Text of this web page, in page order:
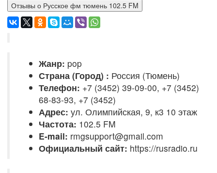
Отзывы о Русское фм тюмень 102.5 FM
Жанр: pop
Страна (Город) : Россия (Тюмень)
Телефон: +7 (3452) 39-09-00, +7 (3452)
68-83-93, +7 (3452)
Адрес: ул. Олимпийская, 9, к3 10 этаж
Частота: 102.5 FM
E-mail: rmgsupport@gmail.com
Официальный сайт: https://rusradio.ru